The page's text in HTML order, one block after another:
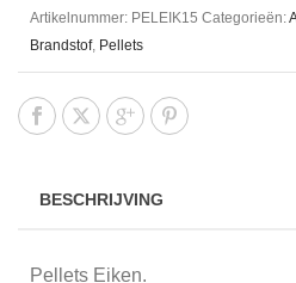
Artikelnummer: PELEIK15 Categorieën:
Brandstof, Pellets
BESCHRIJVING
Pellets Eiken.